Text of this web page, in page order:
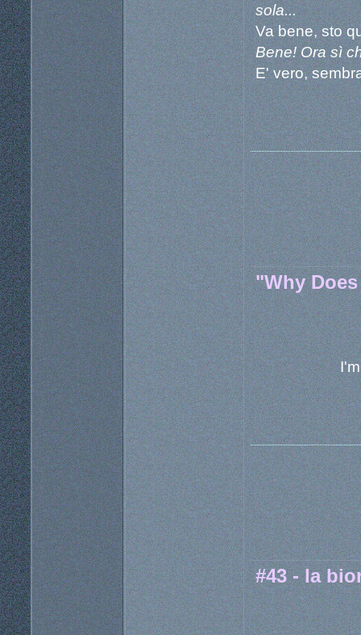
sola...
Va bene, sto
Bene! Ora sì
E' vero,
"Why
#43 - la